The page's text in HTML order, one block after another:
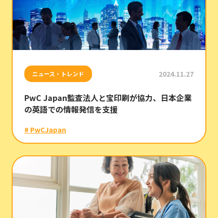
ニュース・トレンド 2024.11.27
PwC Japan監査法人と宝印刷が協力、日本企業
の英語での情報発信を支援
# PwCJapan